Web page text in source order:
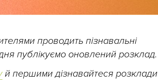
проводить пізнавальні
публікуємо оновлений розклад.
й першими дізнавайтеся розклади